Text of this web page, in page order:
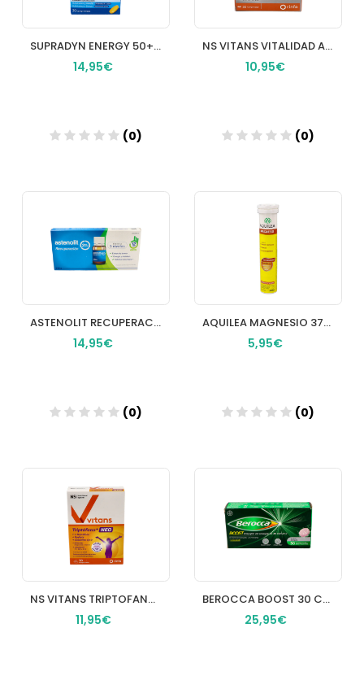
SUPRADYN ENERGY 50+ ANTIOXIDANTES 30 COMPRIMIDOS
14,95€
(0)
NS VITANS VITALIDAD AZ SENIOR 30 COMPRIMIDOS
10,95€
(0)
ASTENOLIT RECUPERACION 12 VIALES 10 ML
14,95€
(0)
AQUILEA MAGNESIO 375 MG 14 COMPRIMIDOS EFERVESCENTES
5,95€
(0)
NS VITANS TRIPTOFANO+ NEO 30 COMPRIMIDOS
11,95€
BEROCCA BOOST 30 COMPRIMIDOS EFERVESCENTES
25,95€